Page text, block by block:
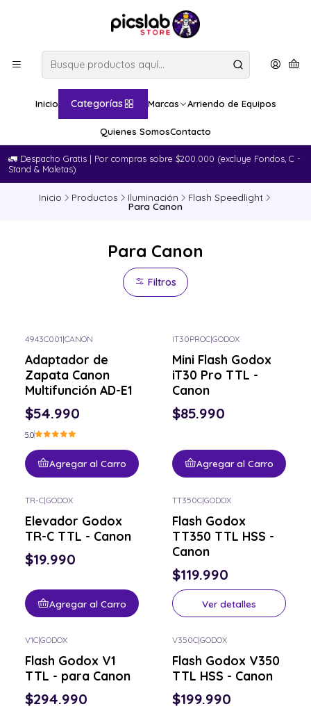
Inicio Categorías Marcas Arriendo de Equipos
Quienes SomosContacto
🚛​ Despacho Gratis | Por compras sobre $200.000 (excluye Fondos, C -
Stand & Maletas)
Inicio Productos Iluminación Flash Speedlight
Para Canon
Para Canon
Filtros
4943C001|CANON
Adaptador de
Zapata Canon
Multifunción AD-E1
$54.990
5.0
Agregar al Carro
IT30PROC|GODOX
Mini Flash Godox
iT30 Pro TTL -
Canon
$85.990
Agregar al Carro
TR-C|GODOX
Elevador Godox
TR-C TTL - Canon
$19.990
Agregar al Carro
TT350C|GODOX
Flash Godox
TT350 TTL HSS -
Canon
$119.990
Ver detalles
V1C|GODOX
Flash Godox V1
TTL - para Canon
$294.990
V350C|GODOX
Flash Godox V350
TTL HSS - Canon
$199.990